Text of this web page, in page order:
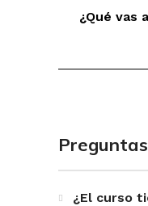
¿Qué vas
¿El curso